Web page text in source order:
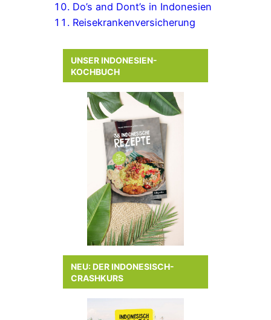
Do’s and Dont’s in Indonesien
Reisekrankenversicherung
UNSER INDONESIEN-
KOCHBUCH
NEU: DER INDONESISCH-
CRASHKURS